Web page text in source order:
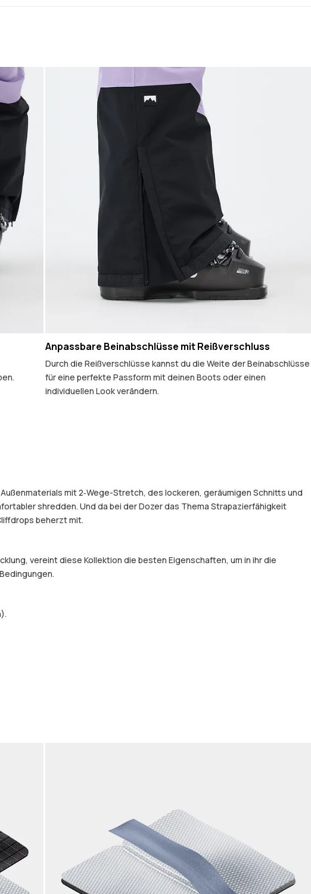
Anpassbare Beinabschlüsse mit Reißverschluss
Durch die Reißverschlüsse kannst du die Weite der Beinabschlüsse
für eine perfekte Passform mit deinen Boots oder einen
individuellen Look verändern.
mit 2‑Wege-Stretch, des lockeren, geräumigen Schnitts und
shredden. Und da bei der Dozer das Thema Strapazierfähigkeit
beherzt mit.
vereint diese Kollektion die besten Eigenschaften, um in ihr die